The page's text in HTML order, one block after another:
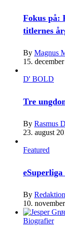
Fokus på:
titlernes
By Magnus
15.
D' BOLD
Tre
By Rasmus
23. august
Featured
By
10.
Biografier